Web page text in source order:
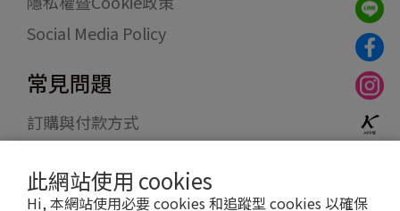
此網站使用 cookies
Hi, 本網站使用必要 cookies 和追蹤型 cookies 以確保
Social Media Policy
常見問題
訂購與付款方式
退貨退款